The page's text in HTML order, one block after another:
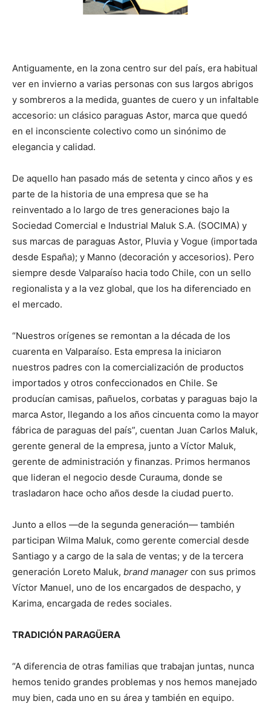
Antiguamente, en la zona centro sur del país, era habitual
ver en invierno a varias personas con sus largos abrigos
y sombreros a la medida, guantes de cuero y un infaltable
accesorio: un clásico paraguas Astor, marca que quedó
en el inconsciente colectivo como un sinónimo de
elegancia y calidad.
De aquello han pasado más de setenta y cinco años y es
parte de la historia de una empresa que se ha
reinventado a lo largo de tres generaciones bajo la
Sociedad Comercial e Industrial Maluk S.A. (SOCIMA) y
sus marcas de paraguas Astor, Pluvia y Vogue (importada
desde España); y Manno (decoración y accesorios). Pero
siempre desde Valparaíso hacia todo Chile, con un sello
regionalista y a la vez global, que los ha diferenciado en
el mercado.
“Nuestros orígenes se remontan a la década de los
cuarenta en Valparaíso. Esta empresa la iniciaron
nuestros padres con la comercialización de productos
importados y otros confeccionados en Chile. Se
producían camisas, pañuelos, corbatas y paraguas bajo la
marca Astor, llegando a los años cincuenta como la mayor
fábrica de paraguas del país”, cuentan Juan Carlos Maluk,
gerente general de la empresa, junto a Víctor Maluk,
gerente de administración y finanzas. Primos hermanos
que lideran el negocio desde Curauma, donde se
trasladaron hace ocho años desde la ciudad puerto.
Junto a ellos —de la segunda generación— también
participan Wilma Maluk, como gerente comercial desde
Santiago y a cargo de la sala de ventas; y de la tercera
generación Loreto Maluk, brand manager con sus primos
Víctor Manuel, uno de los encargados de despacho, y
Karima, encargada de redes sociales.
TRADICIÓN PARAGÜERA
“A diferencia de otras familias que trabajan juntas, nunca
hemos tenido grandes problemas y nos hemos manejado
muy bien, cada uno en su área y también en equipo.